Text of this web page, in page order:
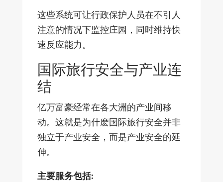
这些系统可让行政保护人员在不引人
注意的情况下监控庄园，同时维持快
速反应能力。
国际旅行安全与产业连
结
亿万富豪经常在各大洲的产业间移
动。这就是为什麽国际旅行安全并非
独立于产业安全，而是产业安全的延
伸。
主要服务包括: